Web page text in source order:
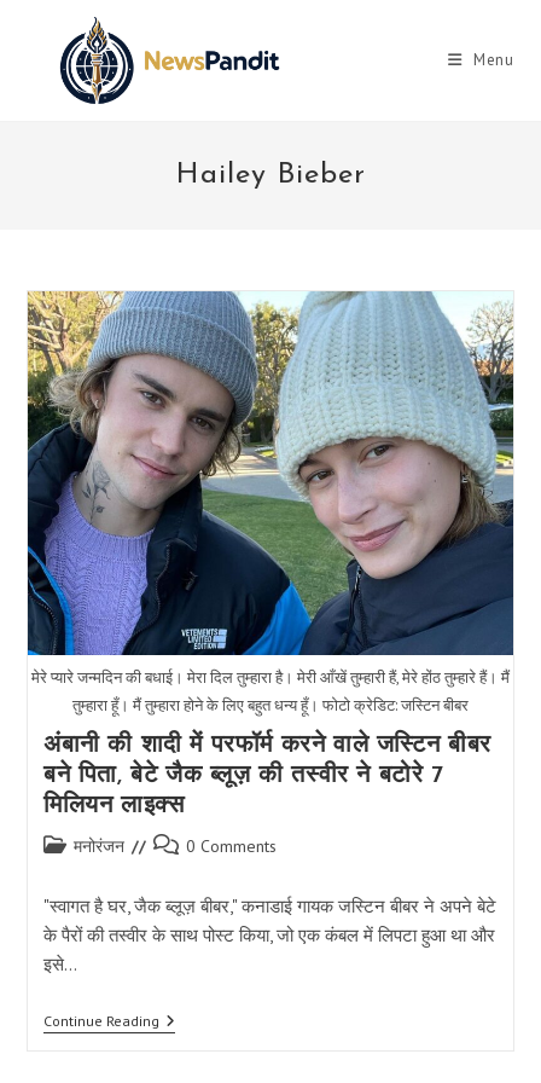
Menu
Hailey Bieber
मेरे प्यारे जन्मदिन की बधाई। मेरा दिल तुम्हारा है। मेरी आँखें तुम्हारी हैं, मेरे होंठ तुम्हारे हैं। मैं
तुम्हारा हूँ। मैं तुम्हारा होने के लिए बहुत धन्य हूँ। फोटो क्रेडिट: जस्टिन बीबर
अंबानी की शादी में परफॉर्म करने वाले जस्टिन बीबर
बने पिता, बेटे जैक ब्लूज़ की तस्वीर ने बटोरे 7
मिलियन लाइक्स
Post मनोरंजन
Post 0 Comments
"स्वागत है घर, जैक ब्लूज़ बीबर," कनाडाई गायक जस्टिन बीबर ने अपने बेटे
के पैरों की तस्वीर के साथ पोस्ट किया, जो एक कंबल में लिपटा हुआ था और
इसे…
Continue Readingअंबानी
की